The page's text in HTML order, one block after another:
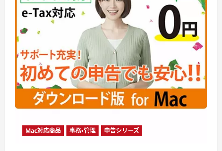
Mac対応商品 事務・管理 申告シリーズ